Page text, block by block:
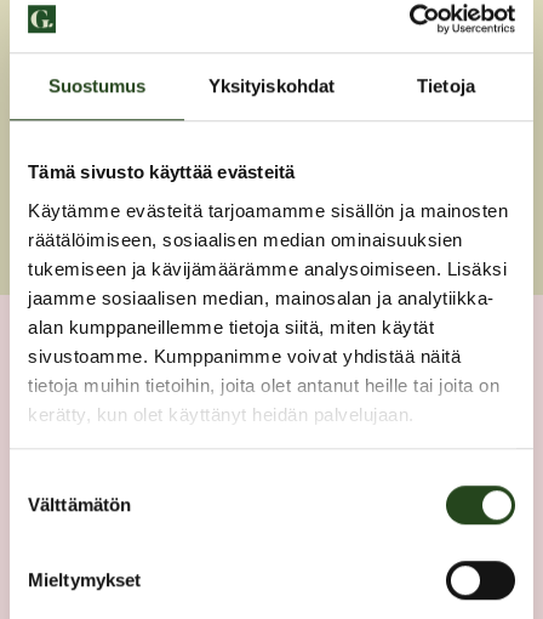
Suostumus Yksityiskohdat Tietoja
Tämä sivusto käyttää evästeitä
Käytämme evästeitä tarjoamamme sisällön ja mainosten
räätälöimiseen, sosiaalisen median ominaisuuksien
tukemiseen ja kävijämäärämme analysoimiseen. Lisäksi
jaamme sosiaalisen median, mainosalan ja analytiikka-
alan kumppaneillemme tietoja siitä, miten käytät
sivustoamme. Kumppanimme voivat yhdistää näitä
tietoja muihin tietoihin, joita olet antanut heille tai joita on
kerätty, kun olet käyttänyt heidän palvelujaan.
valinta
Välttämätön
Mieltymykset
Måndag-Fredag
2. kerros
POHJAKARTTA